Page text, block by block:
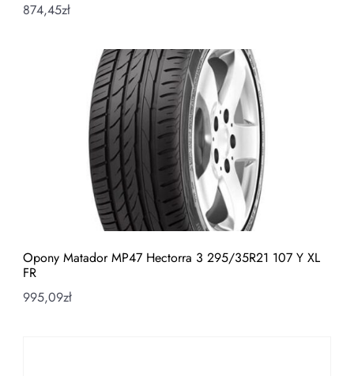
874,45zł
Opony Matador MP47 Hectorra 3 295/35R21 107 Y XL
FR
995,09zł